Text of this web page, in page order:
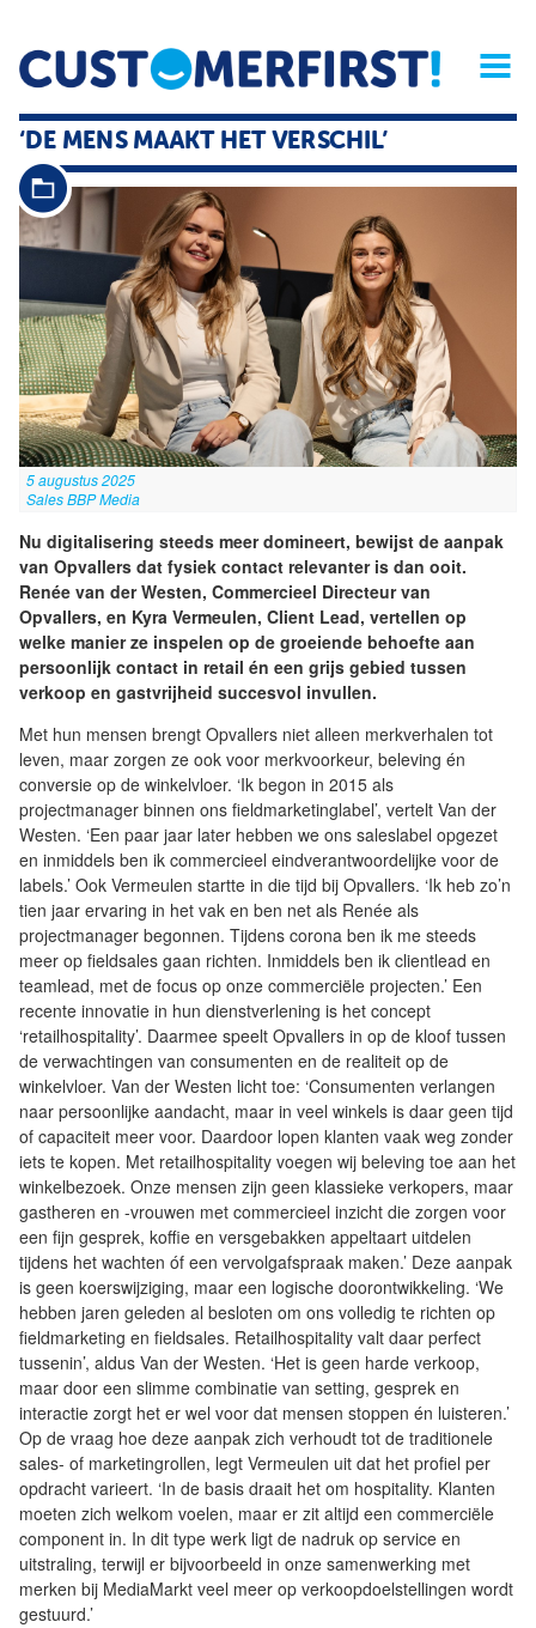
Home Opinie Archief
Magazine
Service
Buyers'Guide
‘DE MENS MAAKT HET VERSCHIL’
5 augustus 2025
Sales BBP Media
Nu digitalisering steeds meer domineert, bewijst de aanpak
van Opvallers dat fysiek contact relevanter is dan ooit.
Renée van der Westen, Commercieel Directeur van
Opvallers, en Kyra Vermeulen, Client Lead, vertellen op
welke manier ze inspelen op de groeiende behoefte aan
persoonlijk contact in retail én een grijs gebied tussen
verkoop en gastvrijheid succesvol invullen.
Met hun mensen brengt Opvallers niet alleen merkverhalen tot
leven, maar zorgen ze ook voor merkvoorkeur, beleving én
conversie op de winkelvloer. ‘Ik begon in 2015 als
projectmanager binnen ons fieldmarketinglabel’, vertelt Van der
Westen. ‘Een paar jaar later hebben we ons saleslabel opgezet
en inmiddels ben ik commercieel eindverantwoordelijke voor de
labels.’ Ook Vermeulen startte in die tijd bij Opvallers. ‘Ik heb zo’n
tien jaar ervaring in het vak en ben net als Renée als
projectmanager begonnen. Tijdens corona ben ik me steeds
meer op fieldsales gaan richten. Inmiddels ben ik clientlead en
teamlead, met de focus op onze commerciële projecten.’ Een
recente innovatie in hun dienstverlening is het concept
‘retailhospitality’. Daarmee speelt Opvallers in op de kloof tussen
de verwachtingen van consumenten en de realiteit op de
winkelvloer. Van der Westen licht toe: ‘Consumenten verlangen
naar persoonlijke aandacht, maar in veel winkels is daar geen tijd
of capaciteit meer voor. Daardoor lopen klanten vaak weg zonder
iets te kopen. Met retailhospitality voegen wij beleving toe aan het
winkelbezoek. Onze mensen zijn geen klassieke verkopers, maar
gastheren en -vrouwen met commercieel inzicht die zorgen voor
een fijn gesprek, koffie en versgebakken appeltaart uitdelen
tijdens het wachten óf een vervolgafspraak maken.’ Deze aanpak
is geen koerswijziging, maar een logische doorontwikkeling. ‘We
hebben jaren geleden al besloten om ons volledig te richten op
fieldmarketing en fieldsales. Retailhospitality valt daar perfect
tussenin’, aldus Van der Westen. ‘Het is geen harde verkoop,
maar door een slimme combinatie van setting, gesprek en
interactie zorgt het er wel voor dat mensen stoppen én luisteren.’
Op de vraag hoe deze aanpak zich verhoudt tot de traditionele
sales- of marketingrollen, legt Vermeulen uit dat het profiel per
opdracht varieert. ‘In de basis draait het om hospitality. Klanten
moeten zich welkom voelen, maar er zit altijd een commerciële
component in. In dit type werk ligt de nadruk op service en
uitstraling, terwijl er bijvoorbeeld in onze samenwerking met
merken bij MediaMarkt veel meer op verkoopdoelstellingen wordt
gestuurd.’